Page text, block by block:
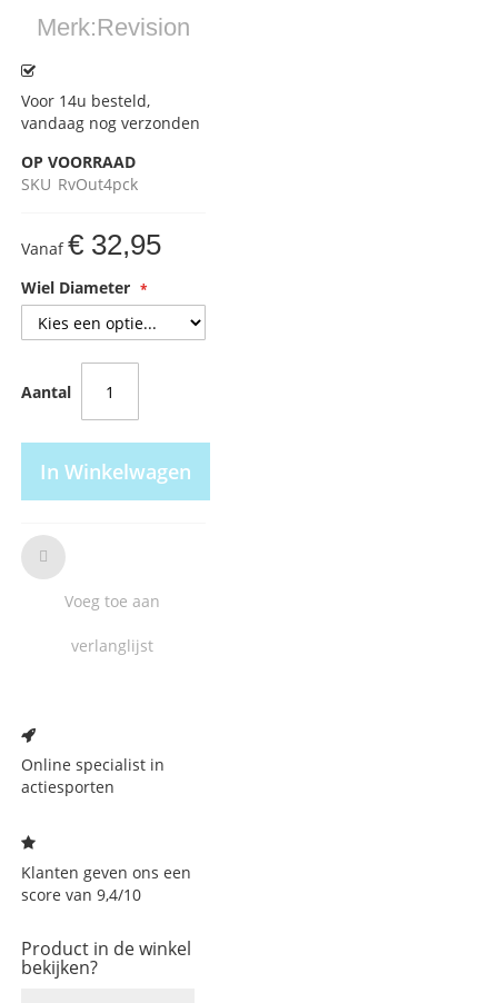
Merk:Revision
Voor 14u besteld,
vandaag nog verzonden
OP VOORRAAD
SKU RvOut4pck
Vanaf € 32,95
Wiel Diameter
Aantal
In Winkelwagen
Voeg toe aan
verlanglijst
verlanglijst
Online specialist in
actiesporten
Klanten geven ons een
score van 9,4/10
Product in de winkel
bekijken?